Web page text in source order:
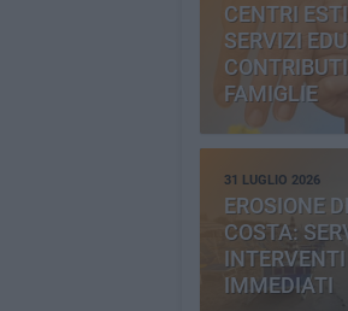
CENTRI
SERVIZI
FAMIGLIE
31 LUGLIO 2026
EROSIONE
COSTA:
INTERVENTI
IMMEDIATI